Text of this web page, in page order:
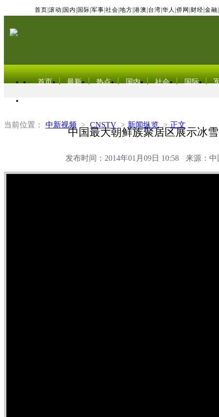
首页 滚动 国内 国际 军事 社会 地方 港澳 台湾 华人 侨网 财经 金融
首页 最新 热点 国内 社会 国际
当前位置： 中新视频 > CNSTV > 新闻纵览 > 正文
中国最大朝鲜族聚居区展示冰
发布时间：2014年01月09日 10:58 来源：中